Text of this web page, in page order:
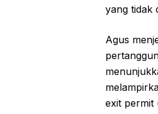
yang tidak
Agus
exit permit